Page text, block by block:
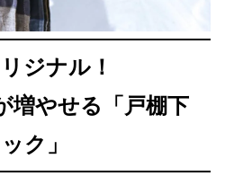
ジナル！
増やせる「戸棚下
ク」